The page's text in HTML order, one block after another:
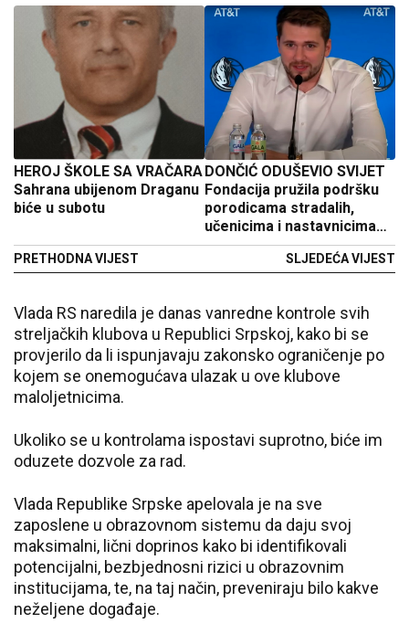
HEROJ ŠKOLE SA VRAČARA
Sahrana ubijenom Draganu
biće u subotu
PRETHODNA VIJEST
DONČIĆ ODUŠEVIO SVIJET
Fondacija pružila podršku
porodicama stradalih,
učenicima i nastavnicima
škole "Vladislav Ribnikar"
SLJEDEĆA VIJEST
Vlada RS naredila je danas vanredne kontrole svih
streljačkih klubova u Republici Srpskoj, kako bi se
provjerilo da li ispunjavaju zakonsko ograničenje po
kojem se onemogućava ulazak u ove klubove
maloljetnicima.
Ukoliko se u kontrolama ispostavi suprotno, biće im
oduzete dozvole za rad.
Vlada Republike Srpske apelovala je na sve
zaposlene u obrazovnom sistemu da daju svoj
maksimalni, lični doprinos kako bi identifikovali
potencijalni, bezbjednosni rizici u obrazovnim
institucijama, te, na taj način, preveniraju bilo kakve
neželjene događaje.